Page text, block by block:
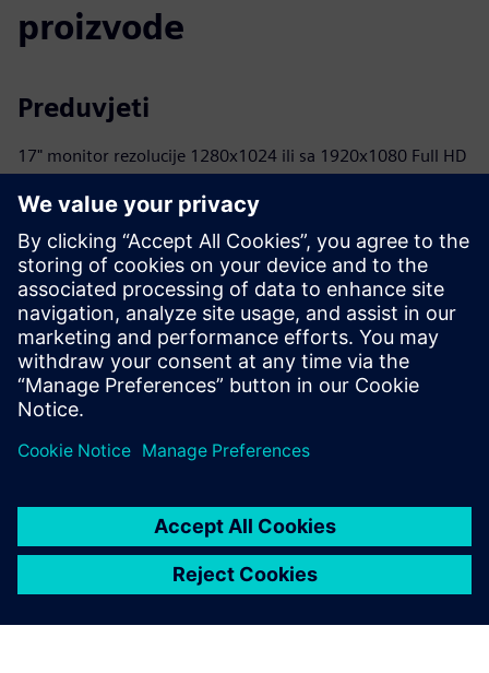
proizvode
Preduvjeti
17" monitor rezolucije 1280x1024 ili sa 1920x1080 Full HD
Core™ i7 procesor
40 GB dostupno na tvrdom disku ili na SSD-u
Ili 2 GB ili 8 GB (ili više)
Ili 2 GB ili 8 GB (ili više) RAM-a
40 GB dostupno na tvrdom disku ili na SSD-u
Za upravljanje licencama temeljeno na oblaku potrebna je
internetska veza